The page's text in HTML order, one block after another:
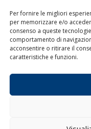
Per fornire le migliori
per memorizzare e/o
consenso a queste
comportamento di
acconsentire o ritirare il
caratteristiche e funzioni.